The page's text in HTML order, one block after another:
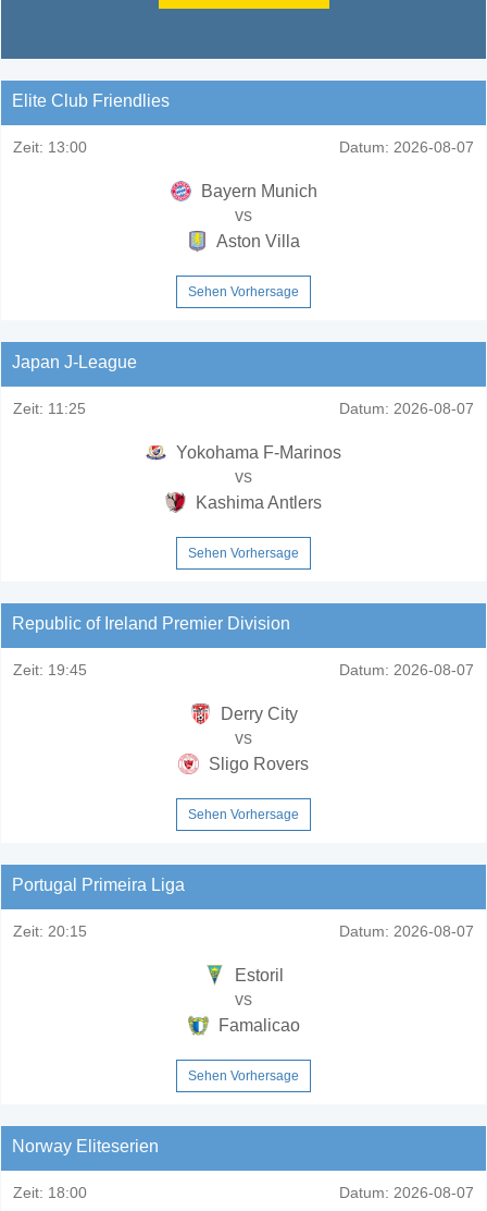
Elite Club Friendlies
Zeit: 13:00 Datum: 2026-08-07
Bayern Munich
vs
Aston Villa
Sehen Vorhersage
Japan J-League
Zeit: 11:25 Datum: 2026-08-07
Yokohama F-Marinos
vs
Kashima Antlers
Sehen Vorhersage
Republic of Ireland Premier Division
Zeit: 19:45 Datum: 2026-08-07
Derry City
vs
Sligo Rovers
Sehen Vorhersage
Portugal Primeira Liga
Zeit: 20:15 Datum: 2026-08-07
Estoril
vs
Famalicao
Sehen Vorhersage
Norway Eliteserien
Zeit: 18:00 Datum: 2026-08-07